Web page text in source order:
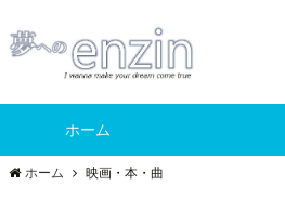
ホーム
ホーム 映画・本・曲